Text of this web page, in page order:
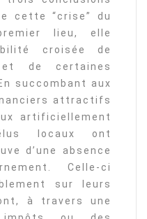
cette “crise” du
lieu, elle
croisée de
et de certaines
succombant aux
attractifs
artificiellement
locaux ont
d’une absence
Celle-ci
sur leurs
à travers une